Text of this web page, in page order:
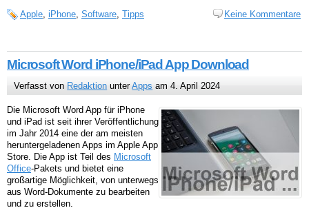
Apple, iPhone, Software, Tipps Keine Kommentare
Microsoft Word iPhone/iPad App Download
Verfasst von Redaktion unterApps am 4. April 2024
Die Microsoft Word App für iPhone
und iPad ist seit ihrer Veröffentlichung
im Jahr 2014 eine der am meisten
heruntergeladenen Apps im Apple App
Store. Die App ist Teil des Microsoft
Office-Pakets und bietet eine
großartige Möglichkeit, von unterwegs
aus Word-Dokumente zu bearbeiten
und zu erstellen.